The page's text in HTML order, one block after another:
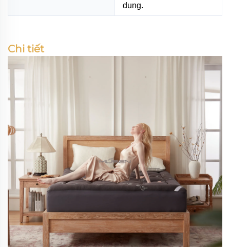
dụng.
Chi tiết